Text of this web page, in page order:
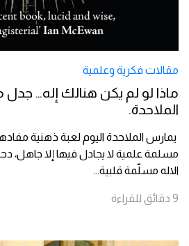
مقالات فكرية وعلمية
ماذا لو لم يكن هنالك إله…
الملاحدة.
يمارس الملاحدة اليوم لعبة ذهنية
مسلمة علمية لا يجادل فيها إلا جاهل،
الاله مسلّمة قلبية...
9 دقائق للقراءة